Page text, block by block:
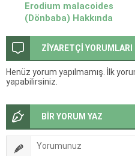
Erodium malacoides
(Dönbaba) Hakkında
ZİYARETÇİ YORUMLARI
Henüz yorum yapılmamış. İlk
yapabilirsiniz.
BİR YORUM YAZ